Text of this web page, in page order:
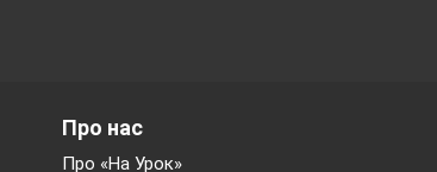
Про нас
Про «На Урок»